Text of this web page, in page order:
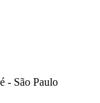
- São Paulo